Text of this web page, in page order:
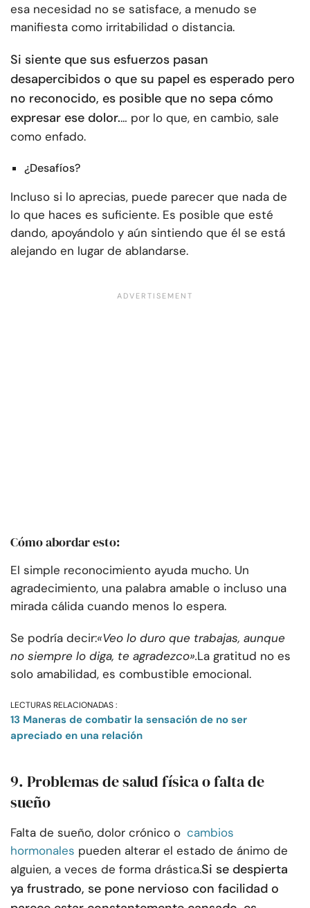
esa necesidad no se satisface, a menudo se
manifiesta como irritabilidad o distancia.
Si siente que sus esfuerzos pasan
desapercibidos o que su papel es esperado pero
no reconocido, es posible que no sepa cómo
expresar ese dolor.… por lo que, en cambio, sale
como enfado.
¿Desafíos?
Incluso si lo aprecias, puede parecer que nada de
lo que haces es suficiente. Es posible que esté
dando, apoyándolo y aún sintiendo que él se está
alejando en lugar de ablandarse.
Cómo abordar esto:
El simple reconocimiento ayuda mucho. Un
agradecimiento, una palabra amable o incluso una
mirada cálida cuando menos lo espera.
Se podría decir:«Veo lo duro que trabajas, aunque
no siempre lo diga, te agradezco».La gratitud no es
solo amabilidad, es combustible emocional.
LECTURAS RELACIONADAS :
13 Maneras de combatir la sensación de no ser
apreciado en una relación
9. Problemas de salud física o falta de
sueño
Falta de sueño, dolor crónico o cambios
hormonales pueden alterar el estado de ánimo de
alguien, a veces de forma drástica.Si se despierta
ya frustrado, se pone nervioso con facilidad o